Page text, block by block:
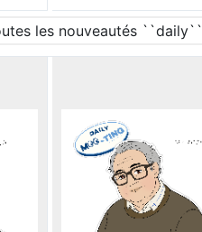
les nouveautés ``daily``